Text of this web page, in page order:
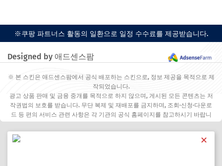
※쿠팡 파트너스 활동의 일환으로 일정 수수료를 제공받습니다.
Designed by 애드센스팜
※ 본 스킨은 애드센스팜에서 공식 배포하는 스킨으로, 정보 제공을 목적으로 제
작되었습니다.
광고 상품 판매 및 금융 중개를 목적으로 하지 않으며, 게시된 모든 콘텐츠는 저
작권법의 보호를 받습니다. 무단 복제 및 재배포를 금지하며, 조회·신청·다운로
드 등 편의 서비스 관련 사항은 각 기관의 공식 홈페이지를 참고하시기 바랍니
✕